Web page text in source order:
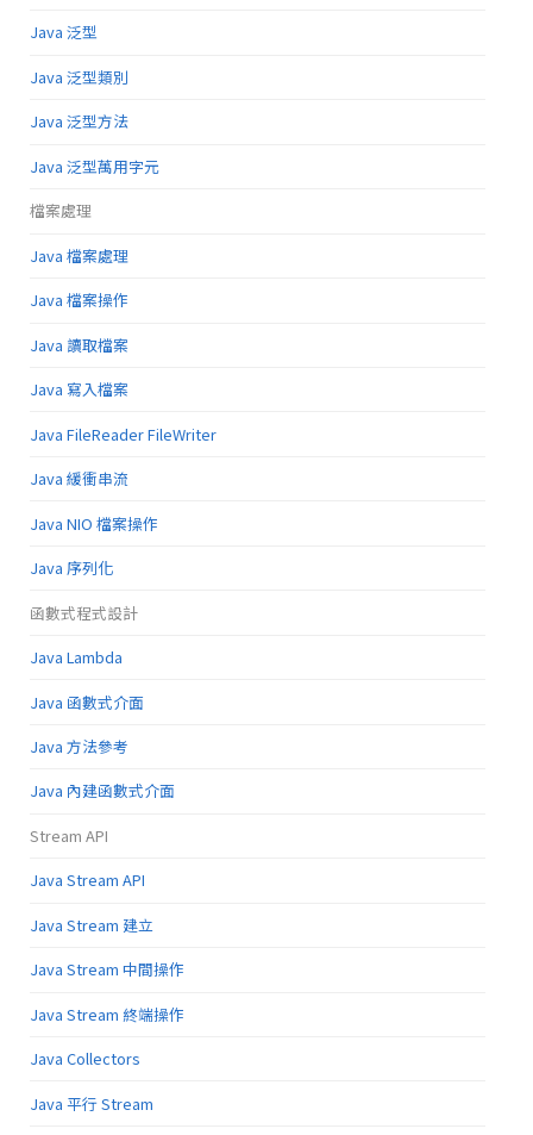
Java 泛型
Java 泛型類別
Java 泛型方法
Java 泛型萬用字元
檔案處理
Java 檔案處理
Java 檔案操作
Java 讀取檔案
Java 寫入檔案
Java FileReader FileWriter
Java 緩衝串流
Java NIO 檔案操作
Java 序列化
函數式程式設計
Java Lambda
Java 函數式介面
Java 方法參考
Java 內建函數式介面
Stream API
Java Stream API
Java Stream 建立
Java Stream 中間操作
Java Stream 終端操作
Java Collectors
Java 平行 Stream